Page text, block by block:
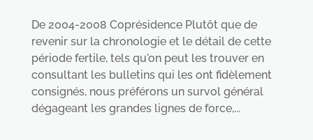
De 2004-2008 Coprésidence Plutôt que de
revenir sur la chronologie et le détail de cette
période fertile, tels qu'on peut les trouver en
consultant les bulletins qui les ont fidèlement
consignés, nous préférons un survol général
dégageant les grandes lignes de force,...